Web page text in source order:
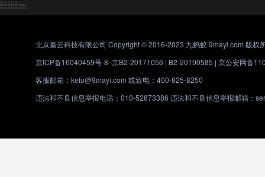
北京秦云科技有限公司 Copyright © 2016-2023 九蚂蚁 9mayi.com 版权
京ICP备16040459号-8 京B2-20171056 | B2-20190585 | 京公安网备
客服邮箱：kefu@9mayi.com 或致电：400-825-8250
违法和不良信息举报电话：010-52873386 违法和不良信息举报邮箱：